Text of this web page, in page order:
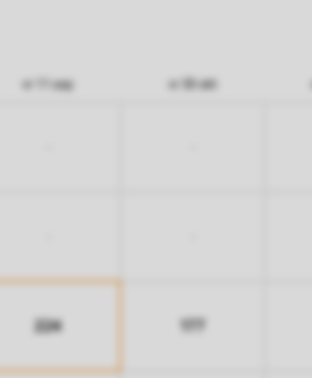
vr 11 sep vr 30 okt
224 177